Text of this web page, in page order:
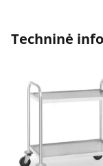
Techninė